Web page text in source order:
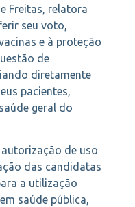
Freitas, relatora
seu voto,
e à proteção
de
diretamente
pacientes,
geral do
de uso
das candidatas
a utilização
saúde pública,